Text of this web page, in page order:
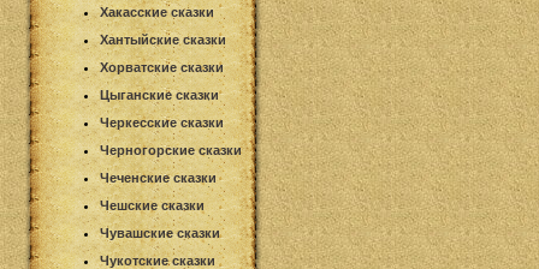
Хакасские сказки
Хантыйские сказки
Хорватские сказки
Цыганские сказки
Черкесские сказки
Черногорские сказки
Чеченские сказки
Чешские сказки
Чувашские сказки
Чукотские сказки